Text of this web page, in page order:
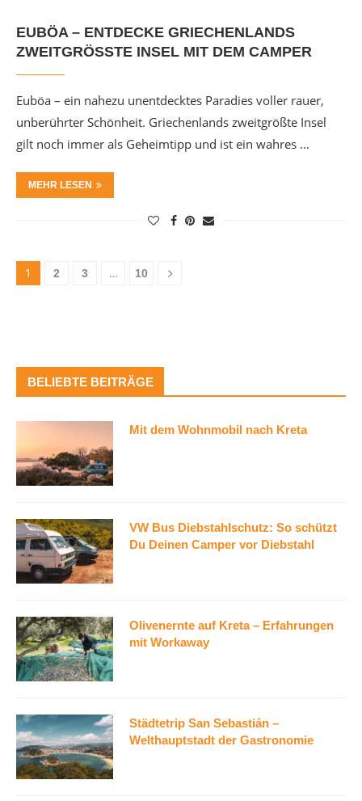
EUBÖA – ENTDECKE GRIECHENLANDS
ZWEITGRÖSSTE INSEL MIT DEM CAMPER
Euböa – ein nahezu unentdecktes Paradies voller rauer,
unberührter Schönheit. Griechenlands zweitgrößte Insel
gilt noch immer als Geheimtipp und ist ein wahres …
MEHR LESEN
1 2 3 … 10
BELIEBTE BEITRÄGE
Mit dem Wohnmobil nach Kreta
VW Bus Diebstahlschutz: So schützt
Du Deinen Camper vor Diebstahl
Olivenernte auf Kreta – Erfahrungen
mit Workaway
Städtetrip San Sebastián –
Welthauptstadt der Gastronomie